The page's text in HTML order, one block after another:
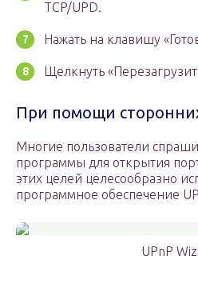
TCP/UPD.
Нажать на клавишу
Щелкнуть
При помощи
Многие пользователи
программы для открытия
этих целей целесообразно
программное обеспечение
UPnP